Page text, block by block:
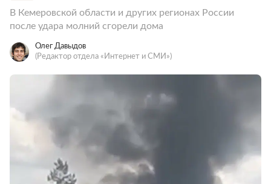
В Кемеровской области и других регионах России
после удара молний сгорели дома
Олег Давыдов
(Редактор отдела «Интернет и СМИ»)